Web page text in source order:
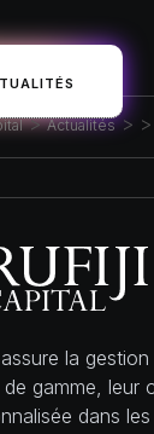
>Actualités> >
la
gamme, leur
dans